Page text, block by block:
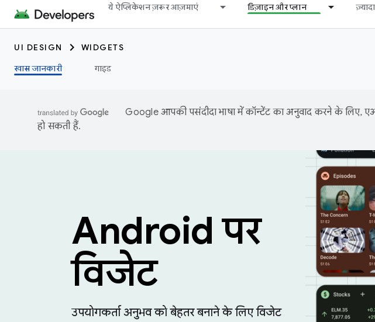
ये ऐप्लिकेशन ज़रूर आज़माएं डिज़ाइन और प्लान ज़्यादा
UI DESIGN
WIDGETS
खास जानकारी
गाइड
Google आपकी पसंदीदा भाषा में कॉन्टेंट का अनुवाद करने के लिए,
हो सकती हैं.
Android पर
विजेट
उपयोगकर्ता अनुभव को बेहतर बनाने के लिए विजेट